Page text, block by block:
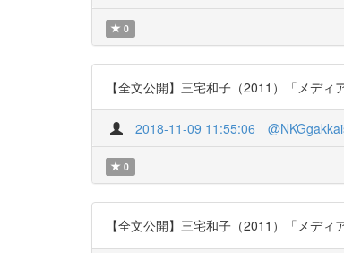
0
【全文公開】三宅和子（2011）「メデ
2018-11-09 11:55:06
0
【全文公開】三宅和子（2011）「メデ